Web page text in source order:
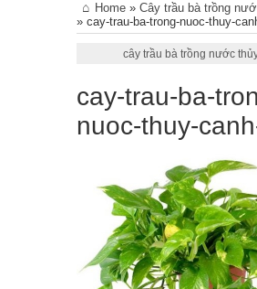
Home » Cây trầu bà trồng
» cay-trau-ba-trong-nuoc-thuy-
cây trầu bà trồng nước
cay-trau-ba-
nuoc-thuy-